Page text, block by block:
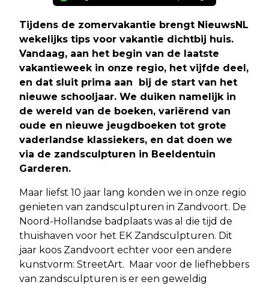
Tijdens de zomervakantie brengt NieuwsNL
wekelijks tips voor vakantie dichtbij huis.
Vandaag, aan het begin van de laatste
vakantieweek in onze regio, het vijfde deel,
en dat sluit prima aan bij de start van het
nieuwe schooljaar. We duiken namelijk in
de wereld van de boeken, variërend van
oude en nieuwe jeugdboeken tot grote
vaderlandse klassiekers, en dat doen we
via de zandsculpturen in Beeldentuin
Garderen.
Maar liefst 10 jaar lang konden we in onze regio
genieten van zandsculpturen in Zandvoort. De
Noord-Hollandse badplaats was al die tijd de
thuishaven voor het EK Zandsculpturen. Dit
jaar koos Zandvoort echter voor een andere
kunstvorm: StreetArt. Maar voor de liefhebbers
van zandsculpturen is er een geweldig